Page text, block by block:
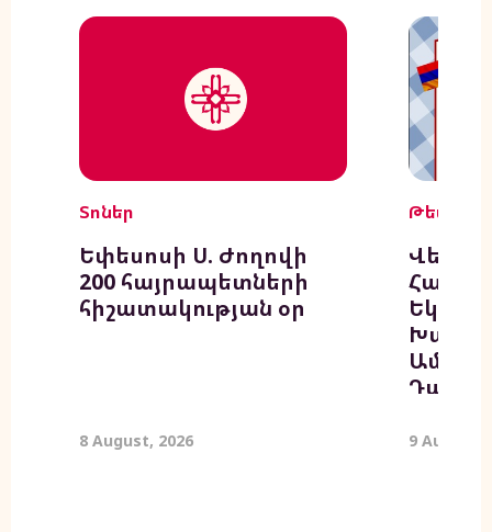
Տոներ
Եփեսոսի Ս. Ժողովի
200 հայրապետների
հիշատակության օր
8 August, 2026
Թեմ
Հայ
9 August,